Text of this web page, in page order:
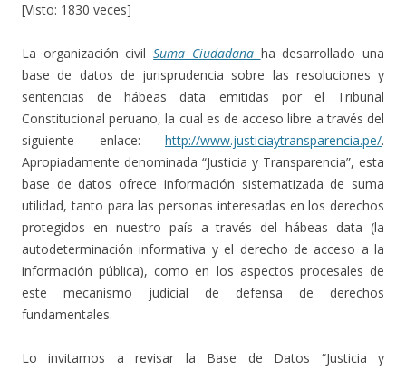
[Visto: 1830 veces]
La organización civilSuma Ciudadana ha desarrollado una
base de datos de jurisprudencia sobre las resoluciones y
sentencias de hábeas data emitidas por el Tribunal
Constitucional peruano, la cual es de acceso libre a través del
siguiente enlace: http://www.justiciaytransparencia.pe/.
Apropiadamente denominada “Justicia y Transparencia”, esta
base de datos ofrece información sistematizada de suma
utilidad, tanto para las personas interesadas en los derechos
protegidos en nuestro país a través del hábeas data (la
autodeterminación informativa y el derecho de acceso a la
información pública), como en los aspectos procesales de
este mecanismo judicial de defensa de derechos
fundamentales.
Lo invitamos a revisar la Base de Datos “Justicia y